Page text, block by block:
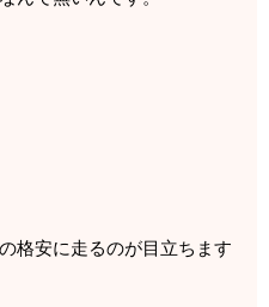
格安に走るのが目立ちます